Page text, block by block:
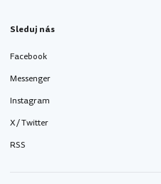
Sleduj nás
Facebook
Messenger
Instagram
X / Twitter
RSS